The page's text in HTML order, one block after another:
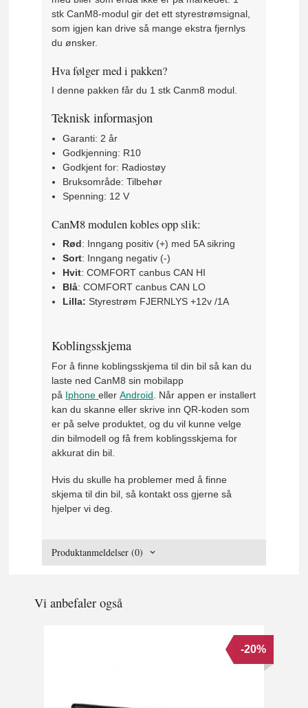
stk CanM8-modul gir det ett styrestrømsignal,
som igjen kan drive så mange ekstra fjernlys
du ønsker.
Hva følger med i pakken?
I denne pakken får du 1 stk Canm8 modul.
Teknisk informasjon
Garanti: 2 år
Godkjenning: R10
Godkjent for: Radiostøy
Bruksområde: Tilbehør
Spenning: 12 V
CanM8 modulen kobles opp slik:
Rød: Inngang positiv (+) med 5A sikring
Sort: Inngang negativ (-)
Hvit: COMFORT canbus CAN HI
Blå: COMFORT canbus CAN LO
Lilla: Styrestrøm FJERNLYS +12v /1A
Koblingsskjema
For å finne koblingsskjema til din bil så kan du
laste ned CanM8 sin mobilapp
på Iphone eller Android . Når appen er installert
kan du skanne eller skrive inn QR-koden som
er på selve produktet, og du vil kunne velge
din bilmodell og få frem koblingsskjema for
akkurat din bil.
Hvis du skulle ha problemer med å finne
skjema til din bil, så kontakt oss gjerne så
hjelper vi deg.
Produktanmeldelser (0)
Vi anbefaler også
-20%